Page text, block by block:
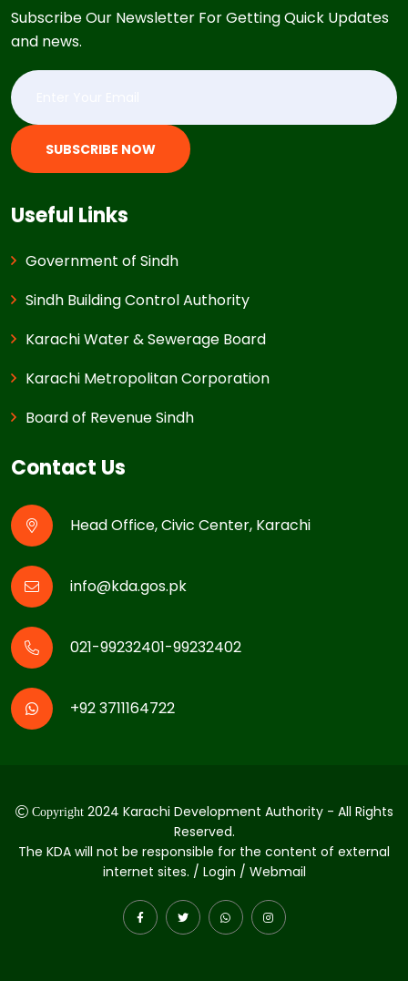
Subscribe Our Newsletter For Getting Quick Updates
and news.
SUBSCRIBE NOW
Useful Links
Government of Sindh
Sindh Building Control Authority
Karachi Water & Sewerage Board
Karachi Metropolitan Corporation
Board of Revenue Sindh
Contact Us
Head Office, Civic Center, Karachi
info@kda.gos.pk
021-99232401-99232402
+92 3711164722
Copyright2024 Karachi Development Authority - All Rights
Reserved.
The KDA will not be responsible for the content of external
internet sites. / Login / Webmail